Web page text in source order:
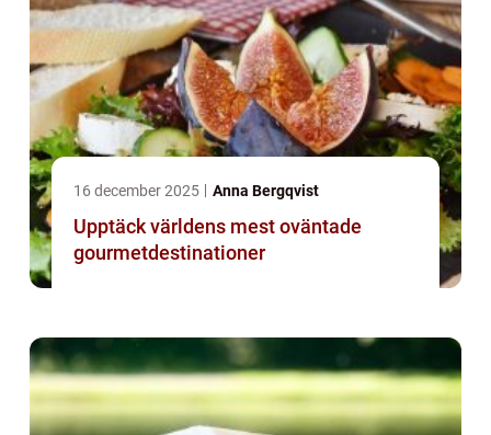
16 december 2025 Anna Bergqvist
Upptäck världens mest oväntade
gourmetdestinationer